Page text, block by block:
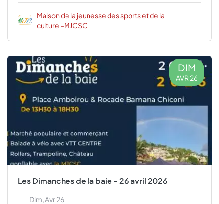
Maison de la jeunesse des sports et de la
culture –MJCSC
DIM
AVR 26
Les Dimanches de la baie - 26 avril 2026
Dim, Avr 26